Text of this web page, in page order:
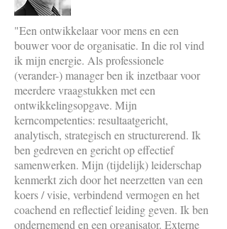
"Een ontwikkelaar voor mens en een
bouwer voor de organisatie. In die rol vind
ik mijn energie. Als professionele
(verander-) manager ben ik inzetbaar voor
meerdere vraagstukken met een
ontwikkelingsopgave. Mijn
kerncompetenties: resultaatgericht,
analytisch, strategisch en structurerend. Ik
ben gedreven en gericht op effectief
samenwerken. Mijn (tijdelijk) leiderschap
kenmerkt zich door het neerzetten van een
koers / visie, verbindend vermogen en het
coachend en reflectief leiding geven. Ik ben
ondernemend en een organisator. Externe